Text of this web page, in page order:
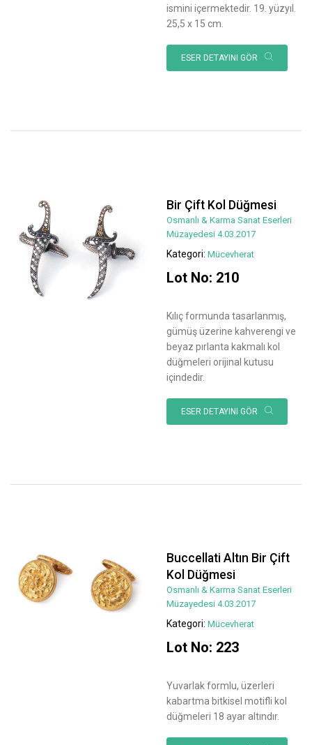
ismini içermektedir. 19. yüzyıl.
25,5 x 15 cm.
ESER DETAYINI GÖR
Bir Çift Kol Düğmesi
Osmanlı & Karma Sanat Eserleri
Müzayedesi 4.03.2017
Kategori: Mücevherat
Lot No: 210
Kılıç formunda tasarlanmış,
gümüş üzerine kahverengi ve
beyaz pırlanta kakmalı kol
düğmeleri orijinal kutusu
içindedir.
ESER DETAYINI GÖR
Buccellati Altın Bir Çift
Kol Düğmesi
Osmanlı & Karma Sanat Eserleri
Müzayedesi 4.03.2017
Kategori: Mücevherat
Lot No: 223
Yuvarlak formlu, üzerleri
kabartma bitkisel motifli kol
düğmeleri 18 ayar altındır.